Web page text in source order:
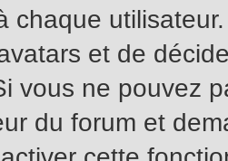
chaque
et de
vous ne pouvez
du forum et